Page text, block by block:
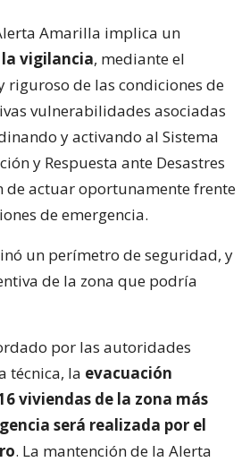
Amarilla implica un
vigilancia, mediante el
riguroso de las condiciones de
vulnerabilidades asociadas
y activando al Sistema
y Respuesta ante Desastres
de actuar oportunamente frente
de emergencia.
un perímetro de seguridad, y
de la zona que podría
por las autoridades
técnica, la evacuación
viviendas de la zona más
será realizada por el
. La mantención de la Alerta